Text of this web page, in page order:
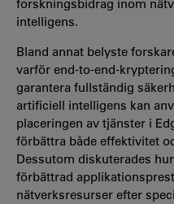
forskningsbidrag inom
intelligens.
Bland annat belyste
varför end-to-end-
garantera fullständig
artificiell intelligens kan
placeringen av tjänster i
förbättra både effektivitet
Dessutom diskuterades
förbättrad
nätverksresurser efter